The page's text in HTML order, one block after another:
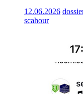
12.06.2026
scahour